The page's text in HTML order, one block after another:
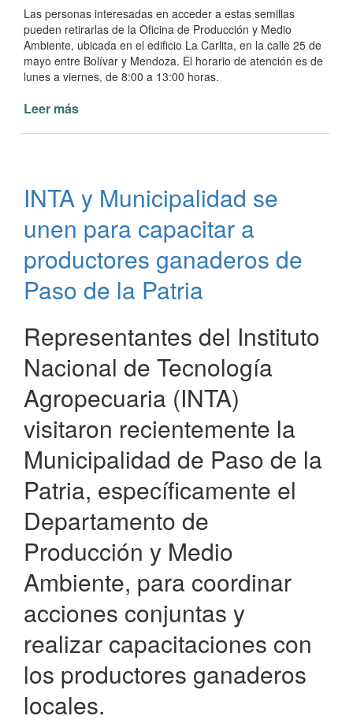
Las personas interesadas en acceder a estas semillas
pueden retirarlas de la Oficina de Producción y Medio
Ambiente, ubicada en el edificio La Carlita, en la calle 25 de
mayo entre Bolívar y Mendoza. El horario de atención es de
lunes a viernes, de 8:00 a 13:00 horas.
Leer más
la
Patria
ofrece
semillas
gratuitas
para
huertas
INTA y Municipalidad se
unen para capacitar a
productores ganaderos de
Paso de la Patria
Representantes del Instituto
Nacional de Tecnología
Agropecuaria (INTA)
visitaron recientemente la
Municipalidad de Paso de la
Patria, específicamente el
Departamento de
Producción y Medio
Ambiente, para coordinar
acciones conjuntas y
realizar capacitaciones con
los productores ganaderos
locales.